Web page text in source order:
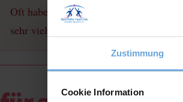
Zustimmung
Cookie Information
Oft haben Menschen mehrere
sehr viele Grautöne zwischen den